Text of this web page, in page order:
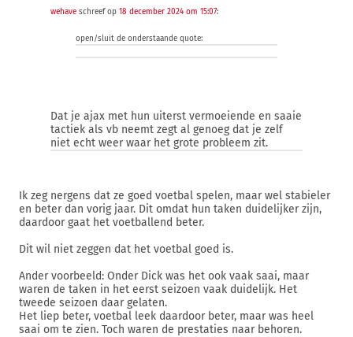
wehave schreef op 18 december 2024 om 15:07:
open/sluit de onderstaande quote:
Dat je ajax met hun uiterst vermoeiende en saaie
tactiek als vb neemt zegt al genoeg dat je zelf
niet echt weer waar het grote probleem zit.
Ik zeg nergens dat ze goed voetbal spelen, maar wel stabieler
en beter dan vorig jaar. Dit omdat hun taken duidelijker zijn,
daardoor gaat het voetballend beter.
Dit wil niet zeggen dat het voetbal goed is.
Ander voorbeeld: Onder Dick was het ook vaak saai, maar
waren de taken in het eerst seizoen vaak duidelijk. Het
tweede seizoen daar gelaten.
Het liep beter, voetbal leek daardoor beter, maar was heel
saai om te zien. Toch waren de prestaties naar behoren.